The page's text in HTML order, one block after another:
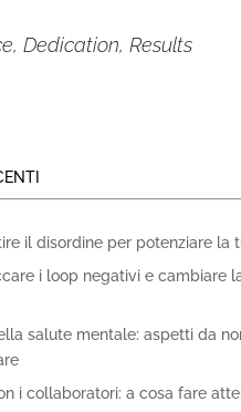
Dedication, Results
il disordine per potenziare la
i loop negativi e cambiare
salute mentale: aspetti da
i collaboratori: a cosa fare